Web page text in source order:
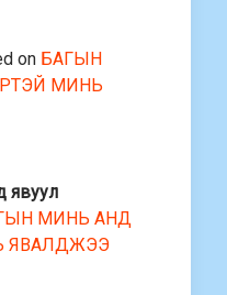
on БАГЫН
МИНЬ
явуул
МИНЬ АНД
ЯВАЛДЖЭЭ